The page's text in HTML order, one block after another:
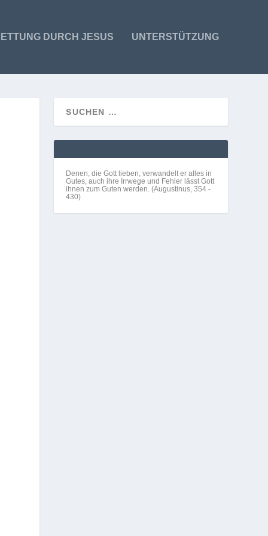
DURCH JESUS UNTERSTÜTZUNG
Denen, die Gott lieben, verwandelt er alles in
Gutes, auch ihre Irrwege und Fehler lässt Gott
ihnen zum Guten werden. (Augustinus, 354 -
430)